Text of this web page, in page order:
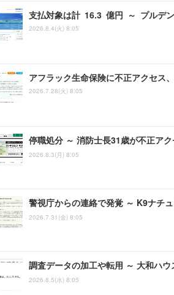
支払対象は計 16.3 億円 ～ プルデン
2026.8.4(火) 8:05
アフラック生命保険に不正アクセス
2026.7.28(火) 8:05
停職処分 ～ 消防士長31歳が不正ア
2026.8.3(月) 8:05
警視庁からの連絡で発覚 ～ K9ナチ
2026.7.31(金) 8:05
調査データの加工や転用 ～ 大和ハ
2026.8.5(水) 8:05